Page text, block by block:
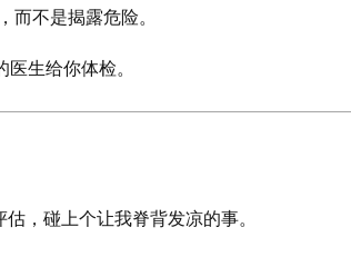
而不是揭露危险。
生给你体检。
，碰上个让我脊背发凉的事。